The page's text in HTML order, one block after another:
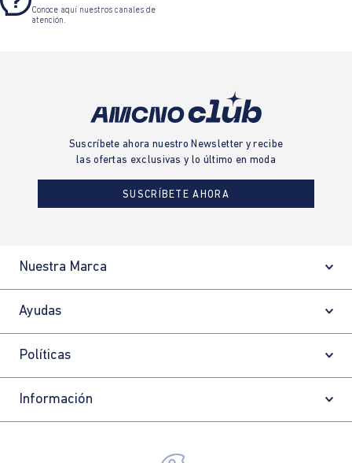
Conoce aquí nuestros canales de
atención.
Suscríbete ahora nuestro Newsletter y recibe
las ofertas exclusivas y lo último en moda
SUSCRÍBETE AHORA
Nuestra Marca
Ayudas
Políticas
Información